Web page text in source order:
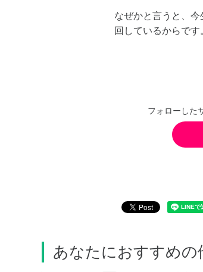
なぜかと言うと、
回しているからです
フォローした
あなたにおすすめの